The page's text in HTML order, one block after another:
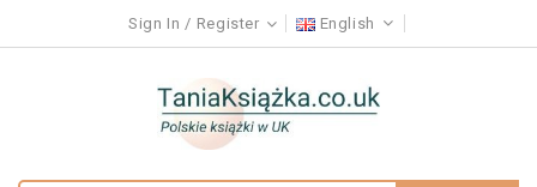
Sign In Register English